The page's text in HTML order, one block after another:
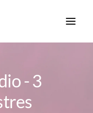
- 3